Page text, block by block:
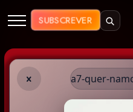
Muzik Plus AO
SUBSCREVER
/25_dda7-quer-